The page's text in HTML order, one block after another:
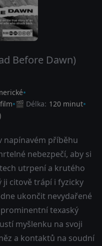
Before Dawn)
🎬 Délka: 120 minut
napínavém příběhu
nebezpečí, aby si
utrpení a krutého
ji citově trápí i fyzicky
ukončit nevydařené
texaský
myšlenku na svoji
a kontaktů na soudní